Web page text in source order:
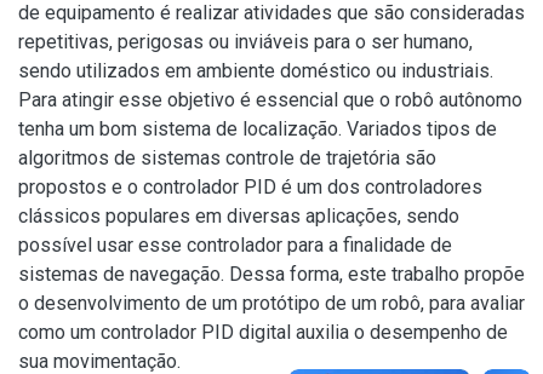
de equipamento é realizar atividades que são consideradas
repetitivas, perigosas ou inviáveis para o ser humano,
sendo utilizados em ambiente doméstico ou industriais.
Para atingir esse objetivo é essencial que o robô autônomo
tenha um bom sistema de localização. Variados tipos de
algoritmos de sistemas controle de trajetória são
propostos e o controlador PID é um dos controladores
clássicos populares em diversas aplicações, sendo
possível usar esse controlador para a finalidade de
sistemas de navegação. Dessa forma, este trabalho propõe
o desenvolvimento de um protótipo de um robô, para avaliar
como um controlador PID digital auxilia o desempenho de
sua movimentação.